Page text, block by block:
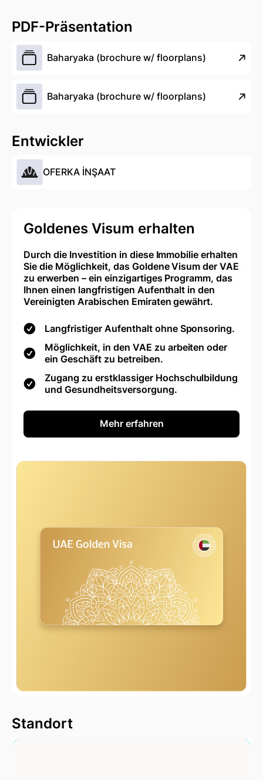
PDF-Präsentation
Baharyaka (brochure w/ floorplans)
Baharyaka (brochure w/ floorplans)
Entwickler
OFERKA İNŞAAT
Goldenes Visum erhalten
Durch die Investition in diese Immobilie erhalten
Sie die Möglichkeit, das Goldene Visum der VAE
zu erwerben – ein einzigartiges Programm, das
Ihnen einen langfristigen Aufenthalt in den
Vereinigten Arabischen Emiraten gewährt.
Langfristiger Aufenthalt ohne Sponsoring.
Möglichkeit, in den VAE zu arbeiten oder
ein Geschäft zu betreiben.
Zugang zu erstklassiger Hochschulbildung
und Gesundheitsversorgung.
Mehr erfahren
Standort